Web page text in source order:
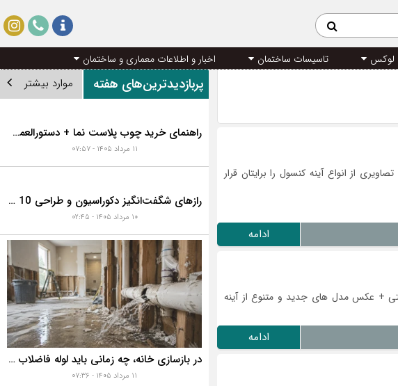
لوکس تاسیسات ساختمان اخبار و اطلاعات معماری و ساختمان
از انواع آینه کنسول را برایتان قرار
ادامه
+ عکس مدل های جدید و متنوع از آینه
ادامه
پربازدیدترین‌های هفته موارد بیشتر
راهنمای خرید چوب پلاست نما + دستورالعمل نصب اصولی
۱۱ مرداد ۱۴۰۵ - ۰۷:۵۷
رازهای شگفت‌انگیز دکوراسیون و طراحی 10 خانه گران‌قیمت و لوکس دبی که هوش از سرتان می‌برد!
۱۰ مرداد ۱۴۰۵ - ۰۲:۴۵
در بازسازی خانه، چه زمانی باید لوله فاضلاب را تعویض کنیم؟ ۷ نشانه‌ای که نباید نادیده بگیرید
۱۱ مرداد ۱۴۰۵ - ۰۷:۳۶